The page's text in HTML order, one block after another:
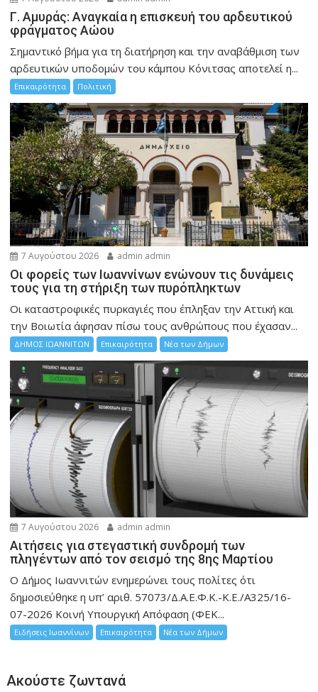
Γ. Αμυράς: Αναγκαία η επισκευή του αρδευτικού
φράγματος Αώου
Σημαντικό βήμα για τη διατήρηση και την αναβάθμιση των
αρδευτικών υποδομών του κάμπου Κόνιτσας αποτελεί η...
Επικαιρότητα Πολιτική
7 Αυγούστου 2026 admin admin
Οι φορείς των Ιωαννίνων ενώνουν τις δυνάμεις
τους για τη στήριξη των πυρόπληκτων
Οι καταστροφικές πυρκαγιές που έπληξαν την Αττική και
την Bοιωτία άφησαν πίσω τους ανθρώπους που έχασαν...
ΔΗΜΟΣ ΙΩΑΝΝΙΤΩΝ Επικαιρότητα Νέα των Δήμων
7 Αυγούστου 2026 admin admin
Αιτήσεις για στεγαστική συνδρομή των
πληγέντων από τον σεισμό της 8ης Μαρτίου
Ο Δήμος Ιωαννιτών ενημερώνει τους πολίτες ότι
δημοσιεύθηκε η υπ’ αριθ. 57073/Δ.Α.Ε.Φ.Κ.-Κ.Ε./Α325/16-
07-2026 Κοινή Υπουργική Απόφαση (ΦΕΚ...
Ειδήσεις Ιωαννίνων Επικαιρότητα Νέα των Δήμων
Ακούστε ζωντανά